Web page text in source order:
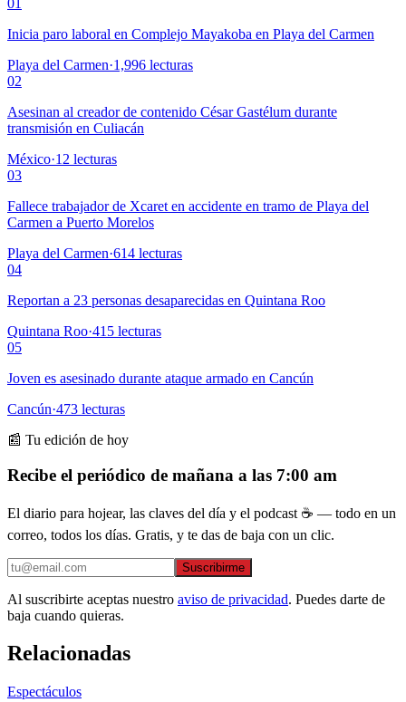
01
Inicia paro laboral en Complejo Mayakoba en Playa del Carmen
Playa del Carmen·1,996 lecturas
02
Asesinan al creador de contenido César Gastélum durante
transmisión en Culiacán
México·12 lecturas
03
Fallece trabajador de Xcaret en accidente en tramo de Playa del
Carmen a Puerto Morelos
Playa del Carmen·614 lecturas
04
Reportan a 23 personas desaparecidas en Quintana Roo
Quintana Roo·415 lecturas
05
Joven es asesinado durante ataque armado en Cancún
Cancún·473 lecturas
📰 Tu edición de hoy
Recibe el periódico de mañana a las 7:00 am
El diario para hojear, las claves del día y el podcast ☕ — todo en un
correo, todos los días. Gratis, y te das de baja con un clic.
Suscribirme
Al suscribirte aceptas nuestro aviso de privacidad. Puedes darte de
baja cuando quieras.
Relacionadas
Espectáculos